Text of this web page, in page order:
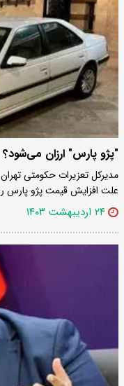
"پژو پارس" ارزان می‌شود؟
مدیرکل تعزیرات حکومتی
علت افزایش قیمت پژو پارس
۲۴ اردیبهشت ۱۴۰۳